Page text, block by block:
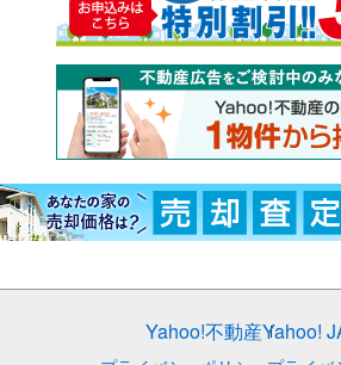
Yahoo!不動産Yahoo!